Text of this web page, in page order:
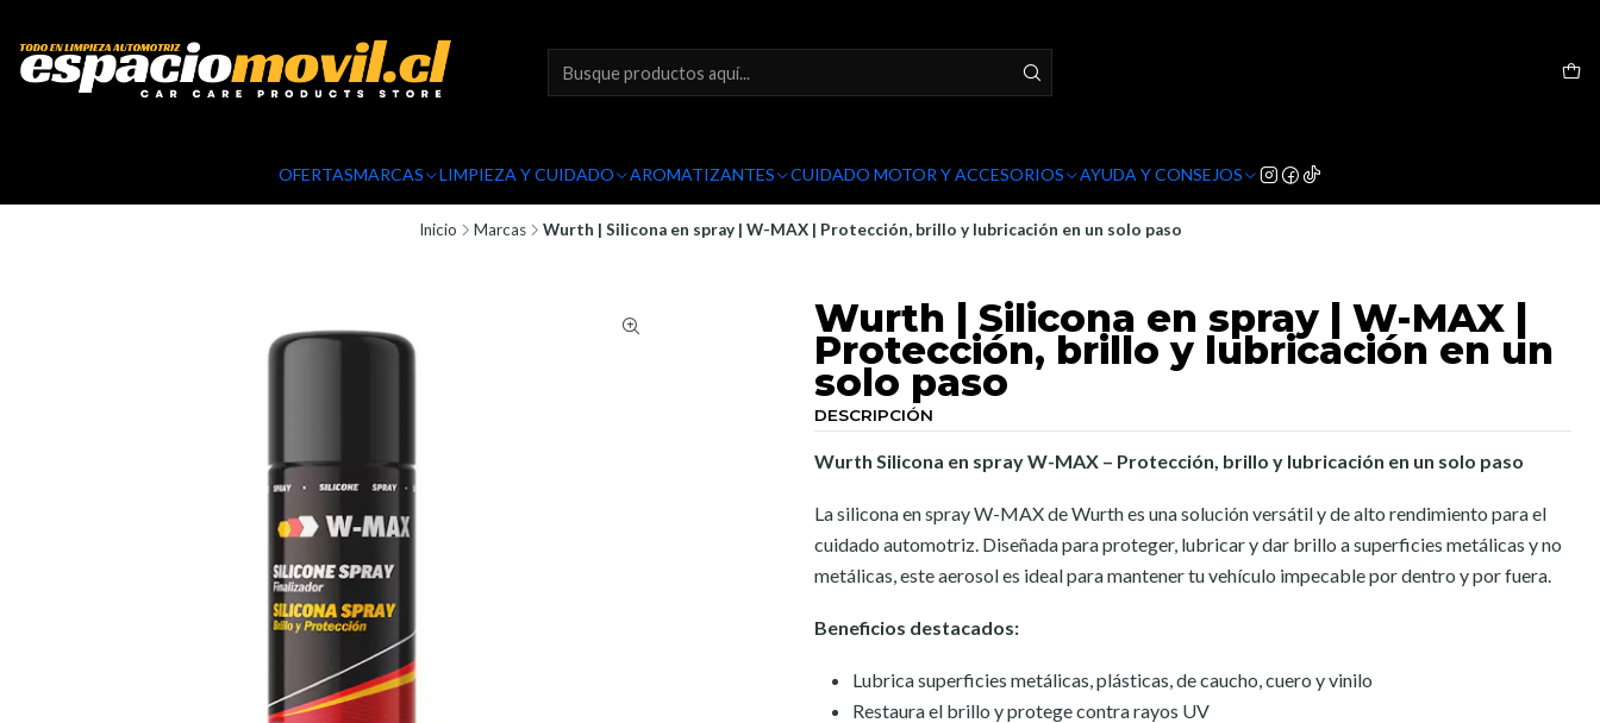
OFERTASMARCAS LIMPIEZA Y CUIDADO AROMATIZANTES CUIDADO MOTOR Y ACCESORIOS AYUDA Y CONSEJOS
Inicio Marcas Wurth | Silicona en spray | W-MAX | Protección, brillo y lubricación en un solo paso
Wurth | Silicona en spray | W-MAX |
Protección, brillo y lubricación en un
solo paso
DESCRIPCIÓN
Wurth Silicona en spray W-MAX – Protección, brillo y lubricación en un solo paso
La silicona en spray W-MAX de Wurth es una solución versátil y de alto rendimiento para el
cuidado automotriz. Diseñada para proteger, lubricar y dar brillo a superficies metálicas y no
metálicas, este aerosol es ideal para mantener tu vehículo impecable por dentro y por fuera.
Beneficios destacados:
Lubrica superficies metálicas, plásticas, de caucho, cuero y vinilo
Restaura el brillo y protege contra rayos UV